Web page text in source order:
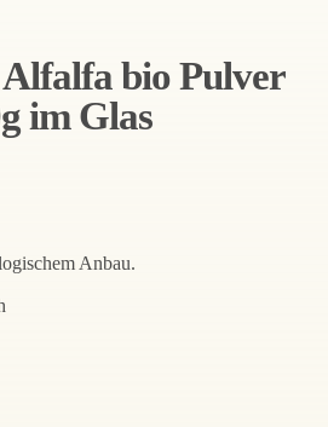
bio Pulver
im Glas
Anbau.